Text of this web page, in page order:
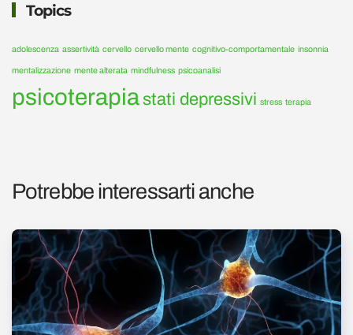
Topics
adolescenza assertività cervello cervello mente cognitivo-comportamentale insonnia
mentalizzazione mente alterata mindfulness psicoanalisi
psicoterapiastati depressivi stress terapia
Potrebbe interessarti anche